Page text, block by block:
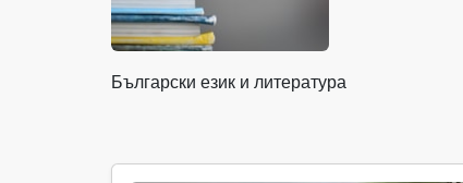
Български език и литература